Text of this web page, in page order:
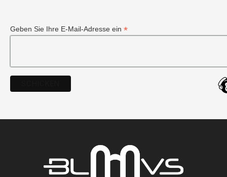
Geben Sie Ihre E-Mail-Adresse ein *